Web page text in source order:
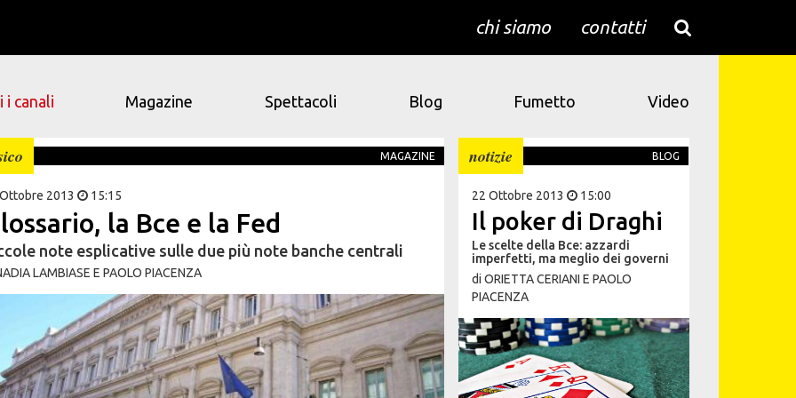
chi siamo contatti
i canali Magazine Spettacoli Blog Fumetto Video
MAGAZINE
2013 15:15
la Bce e la Fed
note esplicative sulle due più note banche centrali
LAMBIASE E PAOLO PIACENZA
notizie BLOG
22 Ottobre 2013 15:00
Il poker di Draghi
Le scelte della Bce: azzardi
imperfetti, ma meglio dei governi
diORIETTA CERIANI E PAOLO
PIACENZA